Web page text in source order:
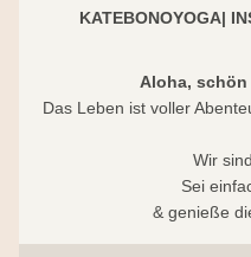
KATEBONOYOGA|
Aloha,
Das Leben ist voller
Wir
Sei
& genieße